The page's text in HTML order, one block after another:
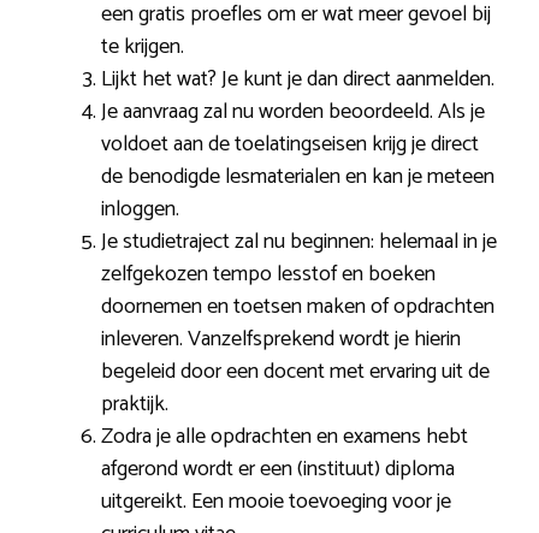
een gratis proefles om er wat meer gevoel bij
te krijgen.
Lijkt het wat? Je kunt je dan direct aanmelden.
Je aanvraag zal nu worden beoordeeld. Als je
voldoet aan de toelatingseisen krijg je direct
de benodigde lesmaterialen en kan je meteen
inloggen.
Je studietraject zal nu beginnen: helemaal in je
zelfgekozen tempo lesstof en boeken
doornemen en toetsen maken of opdrachten
inleveren. Vanzelfsprekend wordt je hierin
begeleid door een docent met ervaring uit de
praktijk.
Zodra je alle opdrachten en examens hebt
afgerond wordt er een (instituut) diploma
uitgereikt. Een mooie toevoeging voor je